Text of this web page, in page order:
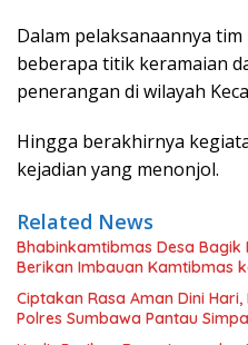
Dalam pelaksanaannya
beberapa titik keramaian
penerangan di wilayah
Hingga berakhirnya
kejadian yang menonjol.
Related News
Bhabinkamtibmas Desa Bagik
Berikan Imbauan Kamtibmas
Ciptakan Rasa Aman Dini
Polres Sumbawa Pantau